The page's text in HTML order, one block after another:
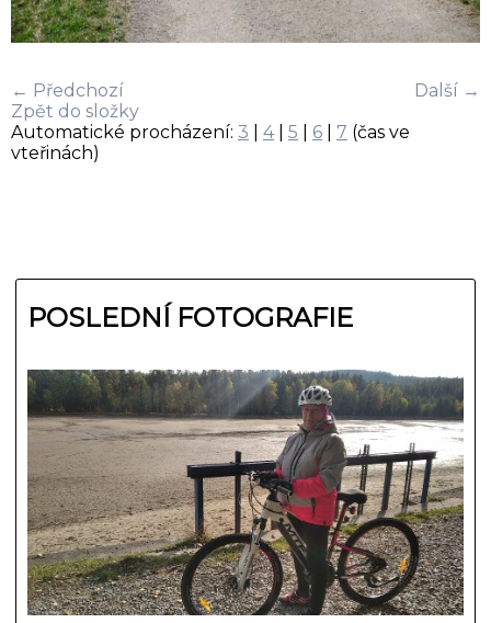
← Předchozí
Další →
Zpět do složky
Automatické procházení: 3 4| 5 6 7 (čas ve
vteřinách)
POSLEDNÍ FOTOGRAFIE